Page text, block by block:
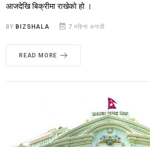
आजदेखि बिक्रीमा राखेको हो ।
BY BIZSHALA 7 महिना अगाडी
READ MORE